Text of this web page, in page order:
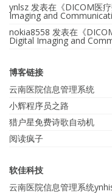
ynlsz 发表在《DICOM医
Imaging and
nokia8558 发表在《
Digital Imaging and
博客链接
云南医院信息管理系统
小辉程序员之路
猎户星免费诗歌自动机
阅读疯子
软佳科技
云南医院信息管理系统